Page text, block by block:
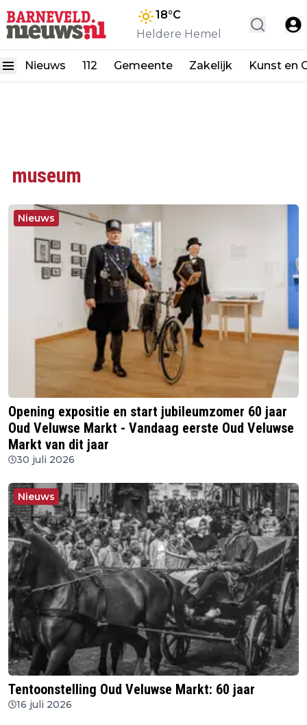
18°C
Heldere Hemel
Nieuws 112 Gemeente Zakelijk Kunst en
museum
Nieuws
Opening expositie en start jubileumzomer 60 jaar
Oud Veluwse Markt - Vandaag eerste Oud Veluwse
Markt van dit jaar
30 juli 2026
Nieuws
Tentoonstelling Oud Veluwse Markt: 60 jaar
16 juli 2026